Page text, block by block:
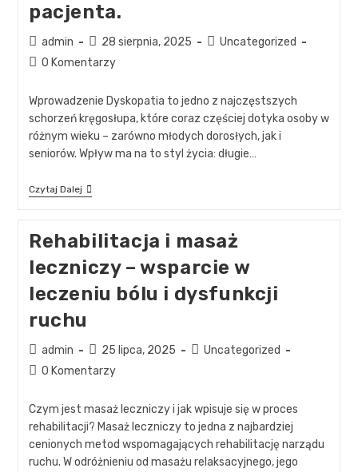
pacjenta.
admin 28 sierpnia, 2025
Uncategorized
0 Komentarzy
Wprowadzenie Dyskopatia to jedno z najczęstszych
schorzeń kręgosłupa, które coraz częściej dotyka osoby w
różnym wieku – zarówno młodych dorosłych, jak i
seniorów. Wpływ ma na to styl życia: długie…
Czytaj Dalej
Rehabilitacja i masaż
leczniczy – wsparcie w
leczeniu bólu i dysfunkcji
ruchu
admin 25 lipca, 2025
Uncategorized
0 Komentarzy
Czym jest masaż leczniczy i jak wpisuje się w proces
rehabilitacji? Masaż leczniczy to jedna z najbardziej
cenionych metod wspomagających rehabilitację narządu
ruchu. W odróżnieniu od masażu relaksacyjnego, jego